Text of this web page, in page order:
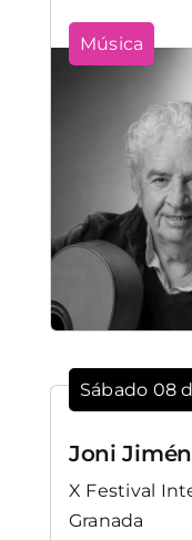
Música
Sábado 08
Joni
X Festival
Granada